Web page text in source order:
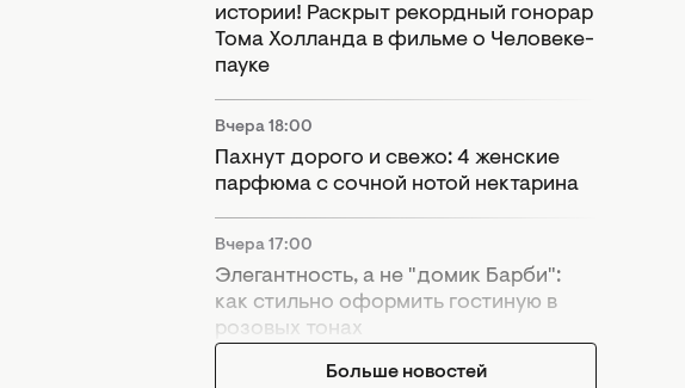
истории! Раскрыт рекордный гонорар
Тома Холланда в фильме о Человеке-
пауке
Вчера 18:00
Пахнут дорого и свежо: 4 женские
парфюма с сочной нотой нектарина
Вчера 17:00
Элегантность, а не "домик Барби":
как стильно оформить гостиную в
розовых тонах
Больше новостей